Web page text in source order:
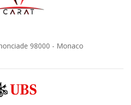
98000 - Monaco